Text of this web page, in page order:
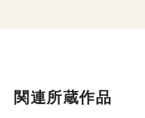
関連所蔵作品